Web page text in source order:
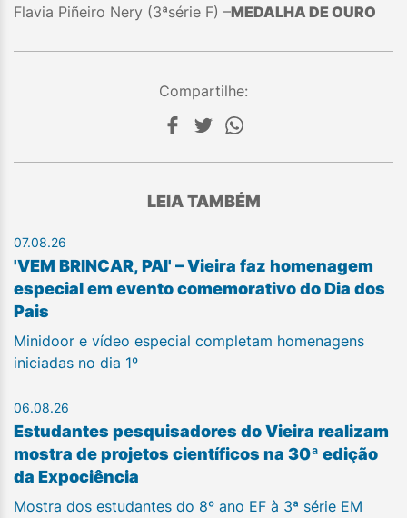
Flavia Piñeiro Nery (3ªsérie F) –MEDALHA DE OURO
Compartilhe:
LEIA TAMBÉM
07.08.26
'VEM BRINCAR, PAI' – Vieira faz homenagem
especial em evento comemorativo do Dia dos
Pais
Minidoor e vídeo especial completam homenagens
iniciadas no dia 1º
06.08.26
Estudantes pesquisadores do Vieira realizam
mostra de projetos científicos na 30ª edição
da Expociência
Mostra dos estudantes do 8º ano EF à 3ª série EM